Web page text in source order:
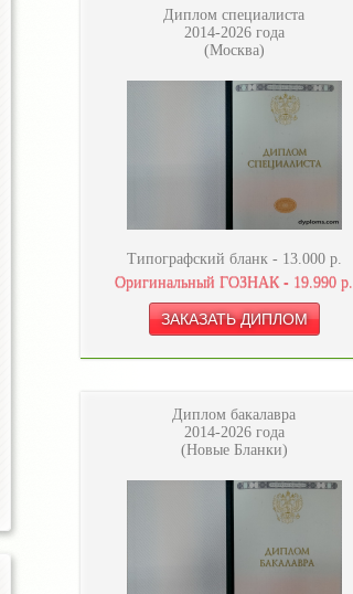
Диплом специалиста
2014-2026 года
(Москва)
Типографский бланк - 13.000р.
Оригинальный ГОЗНАК - 19.990 р.
Диплом бакалавра
2014-2026 года
(Новые Бланки)